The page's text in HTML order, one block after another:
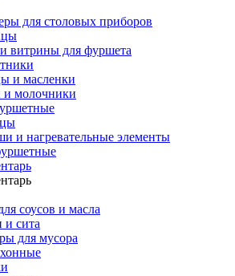
для столовых приборов
витрины для фуршета
и масленки
и молочники
и нагревательные элементы
соусов и масла
и сита
для мусора